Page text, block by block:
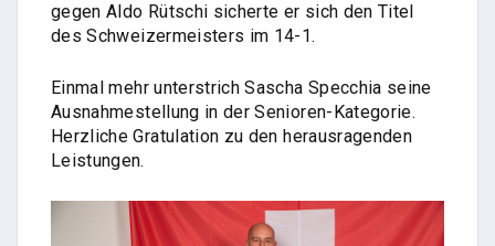
gegen Aldo Rütschi sicherte er sich den Titel
des Schweizermeisters im 14-1.
Einmal mehr unterstrich Sascha Specchia seine
Ausnahmestellung in der Senioren-Kategorie.
Herzliche Gratulation zu den herausragenden
Leistungen.